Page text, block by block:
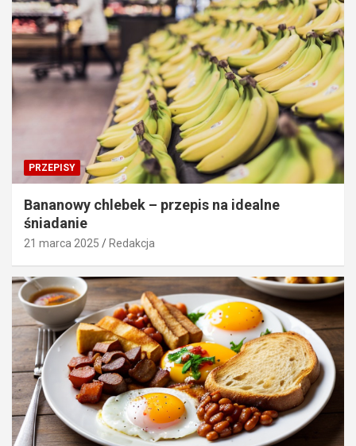
PRZEPISY
Bananowy chlebek – przepis na idealne
śniadanie
21 marca 2025 Redakcja